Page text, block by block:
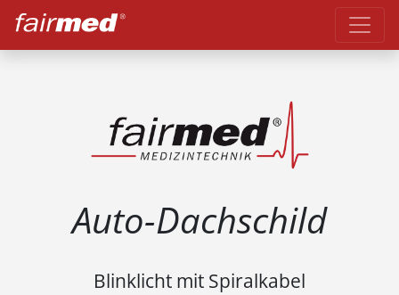
Auto-Dachschild
Blinklicht mit Spiralkabel